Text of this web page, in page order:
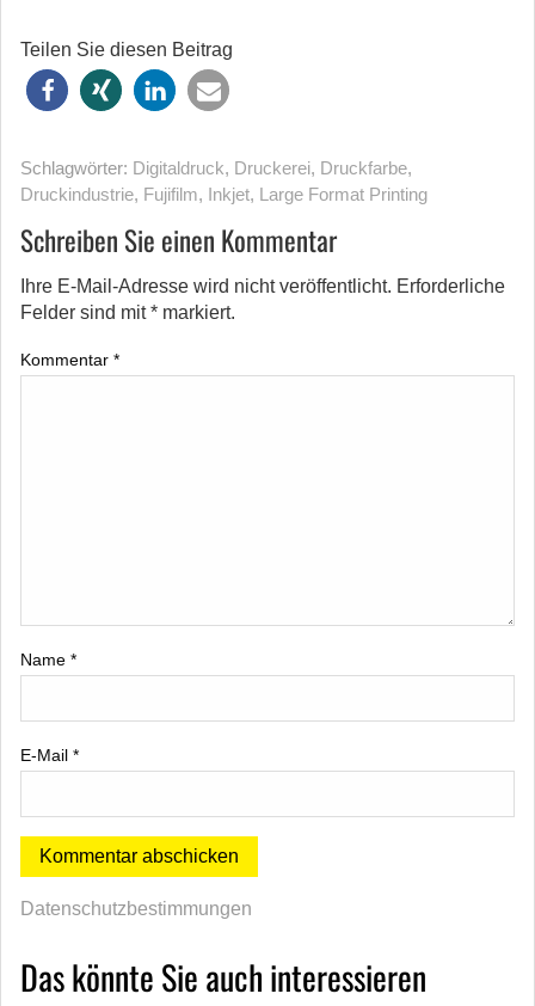
Teilen Sie diesen Beitrag
Schlagwörter: Digitaldruck, Druckerei, Druckfarbe,
Druckindustrie, Fujifilm, Inkjet, Large Format Printing
Schreiben Sie einen Kommentar
Ihre E-Mail-Adresse wird nicht veröffentlicht. Erforderliche
Felder sind mit* markiert.
Kommentar *
Name *
E-Mail *
Datenschutzbestimmungen
Das könnte Sie auch interessieren